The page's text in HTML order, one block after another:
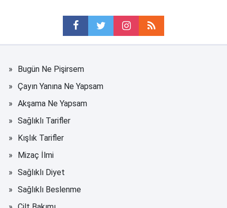
Bugün Ne Pişirsem
Çayın Yanına Ne Yapsam
Akşama Ne Yapsam
Sağlıklı Tarifler
Kışlık Tarifler
Mizaç İlmi
Sağlıklı Diyet
Sağlıklı Beslenme